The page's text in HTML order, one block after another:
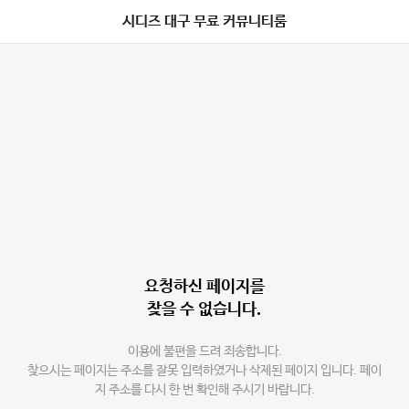
시디즈 대구 무료 커뮤니티룸
요청하신 페이지를
찾을 수 없습니다.
이용에 불편을 드려 죄송합니다.
찾으시는 페이지는 주소를 잘못 입력하였거나 삭제된 페이지 입니다. 페이
지 주소를 다시 한 번 확인해 주시기 바랍니다.